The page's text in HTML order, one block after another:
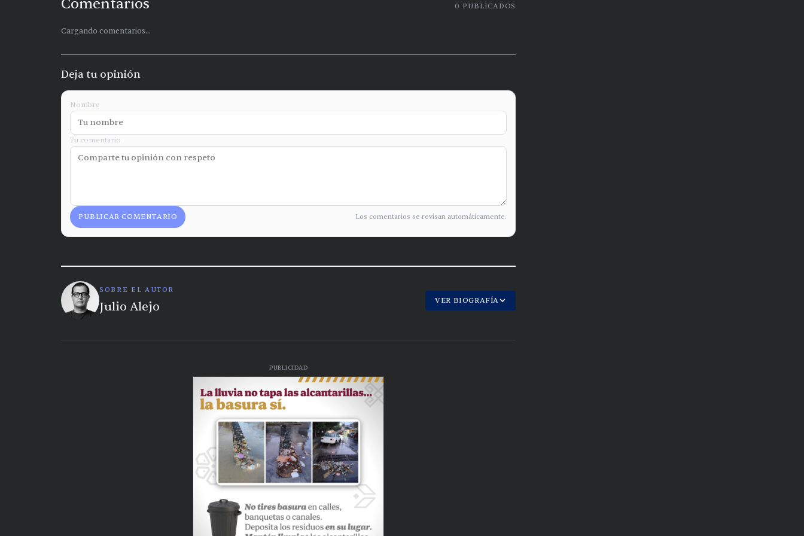
Comentarios 0 PUBLICADOS
Cargando comentarios...
Deja tu opinión
Nombre
Tu comentario
PUBLICAR COMENTARIO Los comentarios se revisan automáticamente.
SOBRE EL AUTOR
Julio Alejo VER BIOGRAFÍA
PUBLICIDAD